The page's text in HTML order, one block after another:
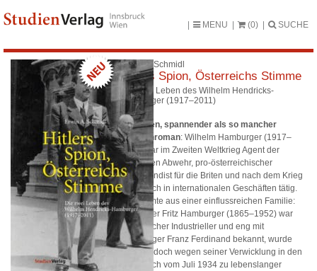
MENU (0) SUCHE
Erwin A. Schmidl
Hitlers Spion, Österreichs Stimme
Die zwei Leben des Wilhelm Hendricks-
Hamburger (1917–2011)
Ein Leben, spannender als so mancher
Agentenroman: Wilhelm Hamburger (1917–
2011) war im Zweiten Weltkrieg Agent der
deutschen Abwehr, pro-österreichischer
Propagandist für die Briten und nach dem Krieg
erfolgreich in internationalen Geschäften tätig.
Er stammte aus einer einflussreichen Familie:
Sein Vater Fritz Hamburger (1865–1952) war
erfolgreicher Industrieller und eng mit
Thronfolger Franz Ferdinand bekannt, wurde
später jedoch wegen seiner Verwicklung in den
NS-Putsch vom Juli 1934 zu lebenslanger